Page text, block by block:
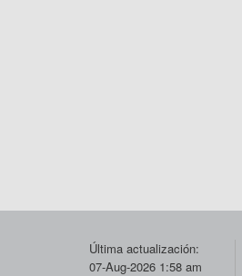
Última actualización:
07-Aug-2026 1:58 am